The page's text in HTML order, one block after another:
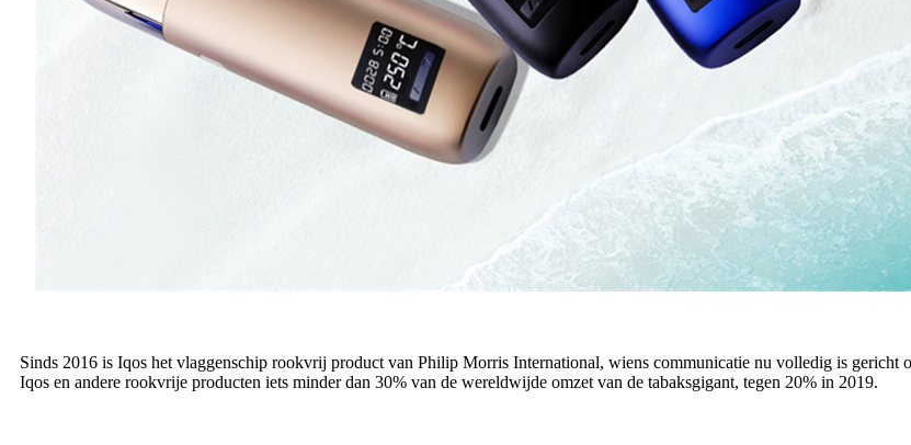
Sinds 2016 is Iqos het vlaggenschip rookvrij product van Philip Morris International, wiens communicatie nu volledig is
Iqos en andere rookvrije producten iets minder dan 30% van de wereldwijde omzet van de tabaksgigant, tegen 20% in 2019.